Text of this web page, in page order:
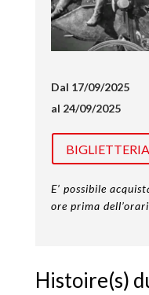
Dal 17/09/2025
al 24/09/2025
E’ possibile
ore prima
Histoire(s)